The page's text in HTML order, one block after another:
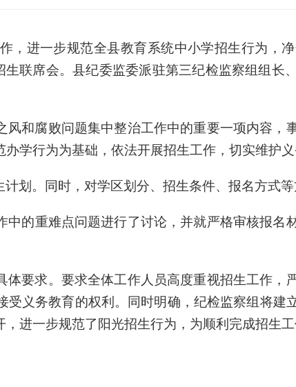
， 进一步规范全县教育系统中小学招生行为，
生联席会。县纪委监委派驻第三纪检监察组组长
风和腐败问题集中整治工作中的重要一项内容 ，
学行为为基础，依法开展招生工作，切实维护
计划。同时，对学区划分、招生条件、报名方式等
中的重难点问题进行了讨论 ， 并就严格审核报名
体要求。 要求全体工作人员高度重视招生工作，
受义务教育的权利。同时明确，纪检监察组将建
进一步规范了阳光招生行为， 为顺利完成招生